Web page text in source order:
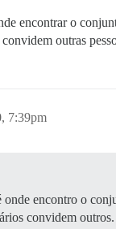
encontrar o
outras
7:39pm
onde encontro o
convidem outros.